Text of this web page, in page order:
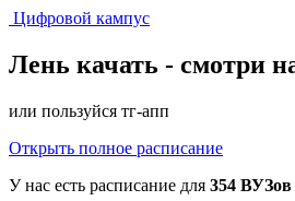
Цифровой кампус
Лень качать - смотри
или пользуйся тг-апп
Открыть полное расписание
У нас есть расписание для 354 ВУЗов